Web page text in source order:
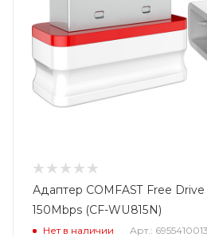
Адаптер COMFAST Free
150Mbps (CF-WU815N)
Нет в наличии Арт.: